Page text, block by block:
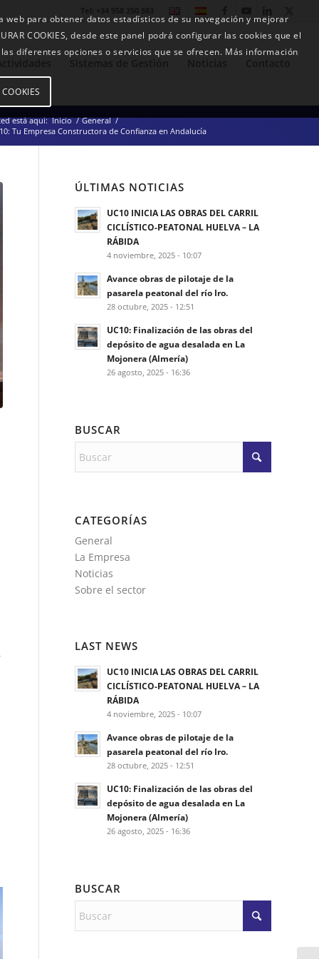
está aquí: Inicio / General /
Tu Empresa Constructora de Confianza en Andalucía
ÚLTIMAS NOTICIAS
UC10 INICIA LAS OBRAS DEL CARRIL
CICLÍSTICO-PEATONAL HUELVA – LA
RÁBIDA
4 noviembre, 2025 - 10:07
Avance obras de pilotaje de la
pasarela peatonal del río Iro.
28 octubre, 2025 - 12:51
UC10: Finalización de las obras del
depósito de agua desalada en La
Mojonera (Almería)
26 agosto, 2025 - 16:36
BUSCAR
CATEGORÍAS
General
La Empresa
Noticias
Sobre el sector
LAST NEWS
UC10 INICIA LAS OBRAS DEL CARRIL
CICLÍSTICO-PEATONAL HUELVA – LA
RÁBIDA
4 noviembre, 2025 - 10:07
Avance obras de pilotaje de la
pasarela peatonal del río Iro.
28 octubre, 2025 - 12:51
UC10: Finalización de las obras del
depósito de agua desalada en La
Mojonera (Almería)
26 agosto, 2025 - 16:36
BUSCAR
para obtener datos estadísticos de su navegación y mejorar
COOKIES, desde este panel podrá configurar las cookies que el
diferentes opciones o servicios que se ofrecen. Más información